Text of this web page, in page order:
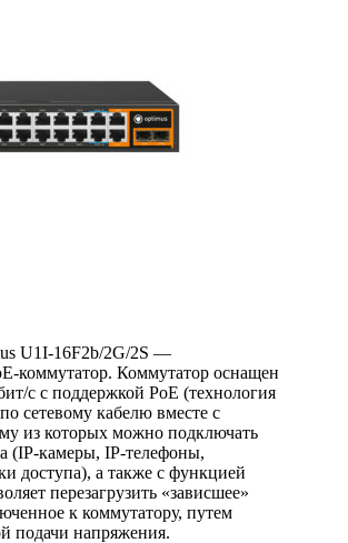
U1I-16F2b/2G/2S —
коммутатор. Коммутатор оснащен
с с поддержкой PoE (технология
сетевому кабелю вместе с
из которых можно подключать
(IP-камеры, IP-телефоны,
доступа), а также с функцией
перезагрузить «зависшее»
к коммутатору, путем
подачи напряжения.